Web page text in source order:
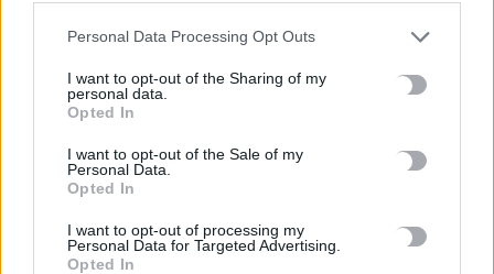
Personal Data Processing Opt Outs
I want to opt-out of the Sharing of my
personal data.
Opted In
I want to opt-out of the Sale of my
Personal Data.
Opted In
I want to opt-out of processing my
Personal Data for Targeted Advertising.
Opted In
ΣΧΕΤΙΚΆ ΆΡΘΡΑ